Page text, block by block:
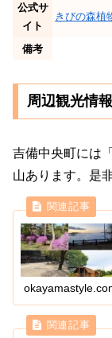
公式サ
イト
きびの森植
備考
周辺観光情
吉備中央町には
山あります。是